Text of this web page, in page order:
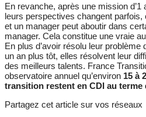
En revanche, après une mission d’1
leurs perspectives changent parfois,
et un manager peut aboutir dans
manager. Cela constitue une vraie
En plus d’avoir résolu leur
un an plus tôt, elles résolvent leur
des meilleurs talents. France
observatoire annuel qu’environ 15 à
transition restent en CDI au terme
Partagez cet article sur vos réseaux